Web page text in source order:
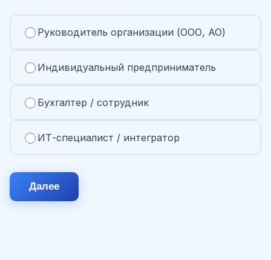
Руководитель организации (ООО, АО)
Индивидуальный предприниматель
Бухгалтер / сотрудник
ИТ-специалист / интегратор
Далее